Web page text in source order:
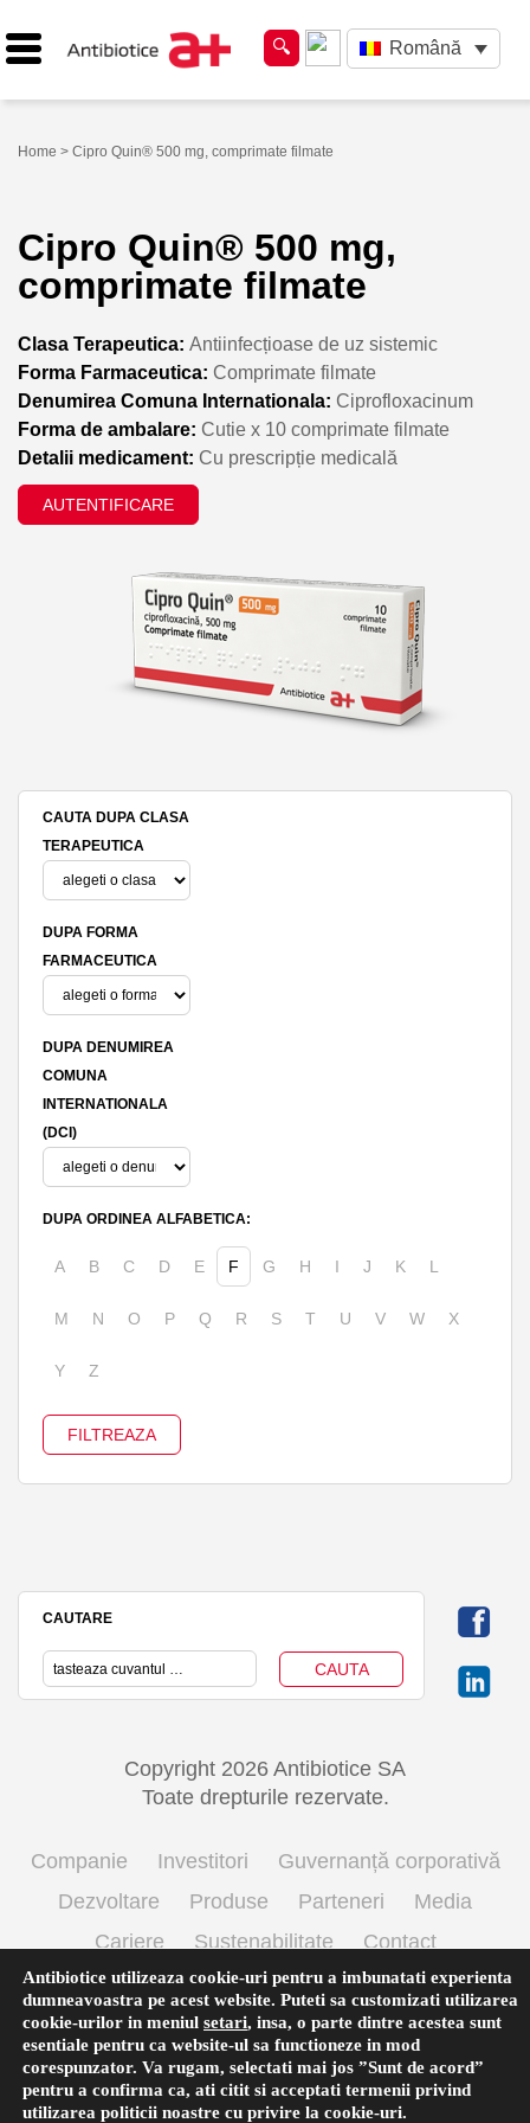
Română
Home > Cipro Quin® 500 mg, comprimate filmate
Cipro Quin® 500 mg,
comprimate filmate
Clasa Terapeutica: Antiinfecțioase de uz sistemic
Forma Farmaceutica: Comprimate filmate
Denumirea Comuna Internationala: Ciprofloxacinum
Forma de ambalare: Cutie x 10 comprimate filmate
Detalii medicament: Cu prescripție medicală
AUTENTIFICARE
CAUTA DUPA CLASA
TERAPEUTICA
DUPA FORMA
FARMACEUTICA
DUPA DENUMIREA
COMUNA
INTERNATIONALA
(DCI)
DUPA ORDINEA ALFABETICA:
A B C D E F G H I J K L
M N O P Q R S T U V W X
Y Z
CAUTARE
Copyright 2026 Antibiotice SA
Toate drepturile rezervate.
Companie Investitori
Guvernanță corporativă
Dezvoltare
Produse Parteneri
Media
Cariere
Sustenabilitate
Contact
Termeni si conditii de utilizare
Politica cookie
Prelucrarea datelor cu caracter personal
Antibiotice utilizeaza cookie-uri pentru a imbunatati experienta
dumneavoastra pe acest website. Puteti sa customizati utilizarea
cookie-urilor in meniul setari, insa, o parte dintre acestea sunt
esentiale pentru ca website-ul sa functioneze in mod
corespunzator. Va rugam, selectati mai jos ”Sunt de acord”
pentru a confirma ca, ati citit si acceptati termenii privind
utilizarea politicii noastre cu privire la cookie-uri.
English(Engleză) Română